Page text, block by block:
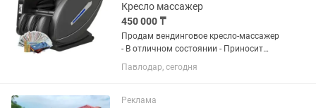
Кресло массажер
450 000 ₸
Продам вендинговое кресло-массажер
- В отличном состоянии - Приносит
доход - Идеально для бизнеса (ТРЦ,
сауна, баня, бассейн, офисы) - Цена:
Павлодар, сегодня
Реклама